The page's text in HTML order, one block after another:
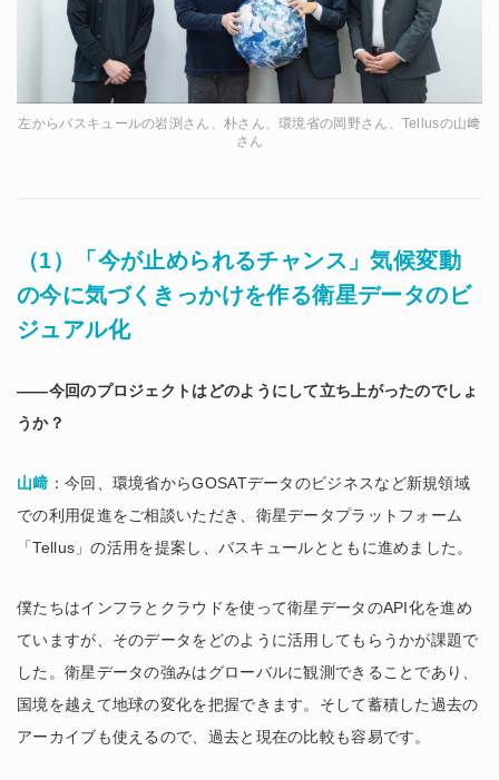
左からバスキュールの岩渕さん、朴さん、環境省の岡野さん、Tellusの山﨑
さん
（1）「今が止められるチャンス」気候変動
の今に気づくきっかけを作る衛星データのビ
ジュアル化
――今回のプロジェクトはどのようにして立ち上がったのでしょ
うか？
山﨑 ：今回、環境省からGOSATデータのビジネスなど新規領域
での利用促進をご相談いただき、衛星データプラットフォーム
「Tellus」の活用を提案し、バスキュールとともに進めました。
僕たちはインフラとクラウドを使って衛星データのAPI化を進め
ていますが、そのデータをどのように活用してもらうかが課題で
した。衛星データの強みはグローバルに観測できることであり、
国境を越えて地球の変化を把握できます。そして蓄積した過去の
アーカイブも使えるので、過去と現在の比較も容易です。